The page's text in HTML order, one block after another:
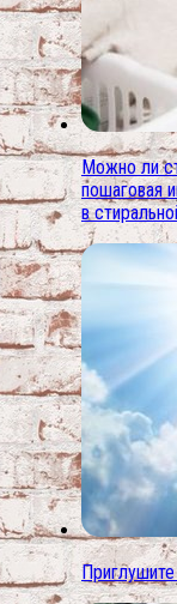
Можно ли
пошаговая
в